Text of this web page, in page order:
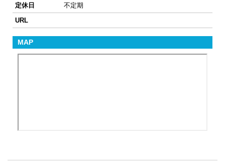
定休日
不定期
URL
MAP